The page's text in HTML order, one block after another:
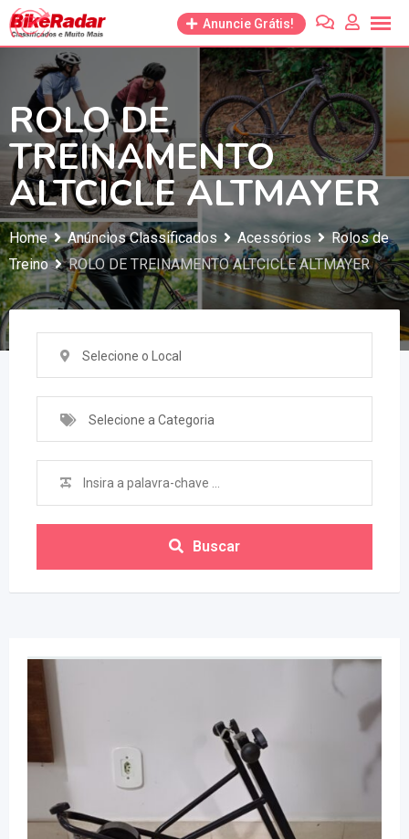
Anuncie Grátis!
ROLO DE
TREINAMENTO
ALTCICLE ALTMAYER
Home Anúncios Classificados Acessórios
Rolos de
Treino
ROLO DE TREINAMENTO ALTCICLE ALTMAYER
Selecione o Local
Selecione a Categoria
Buscar